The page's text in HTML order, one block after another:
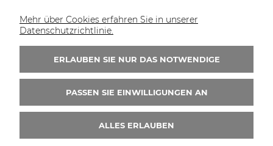
KONTAKT UNS
16:00 Uhr erreichbar.
+49 30 46690082
Mehr über Cookies erfahren Sie in unserer
Datenschutzrichtlinie.
ERLAUBEN SIE NUR DAS NOTWENDIGE
PASSEN SIE EINWILLIGUNGEN AN
ALLES ERLAUBEN